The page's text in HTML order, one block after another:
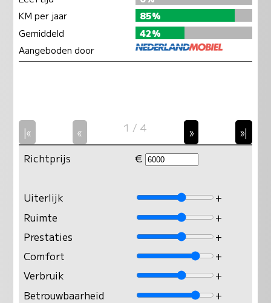
KM per jaar
85%
Gemiddeld
42%
Aangeboden door
|« « 1 / 4 »
»|
Richtprijs
€
Uiterlijk
+
Ruimte
+
Prestaties
+
Comfort
+
Verbruik
+
Betrouwbaarheid
+